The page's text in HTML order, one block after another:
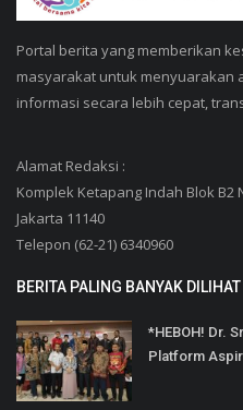
Portal berita yang memberikan
masyarakat untuk menyuarakan
informasi secara lebih cepat,
Alamat Redaksi :
Komplek Ketapang Indah Blok B2
Jakarta 11140
Telepon (62-21) 6340960
BERITA PALING BANYAK DILIHAT
*HEBOH! Dr.
Platform